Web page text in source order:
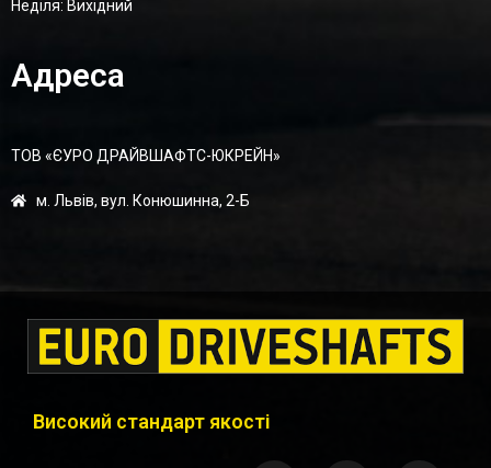
Неділя: Вихідний
Адреса
ТОВ «ЄУРО ДРАЙВШАФТC-ЮКРЕЙН»
м. Львів, вул. Конюшинна, 2-Б
Високий стандарт якості